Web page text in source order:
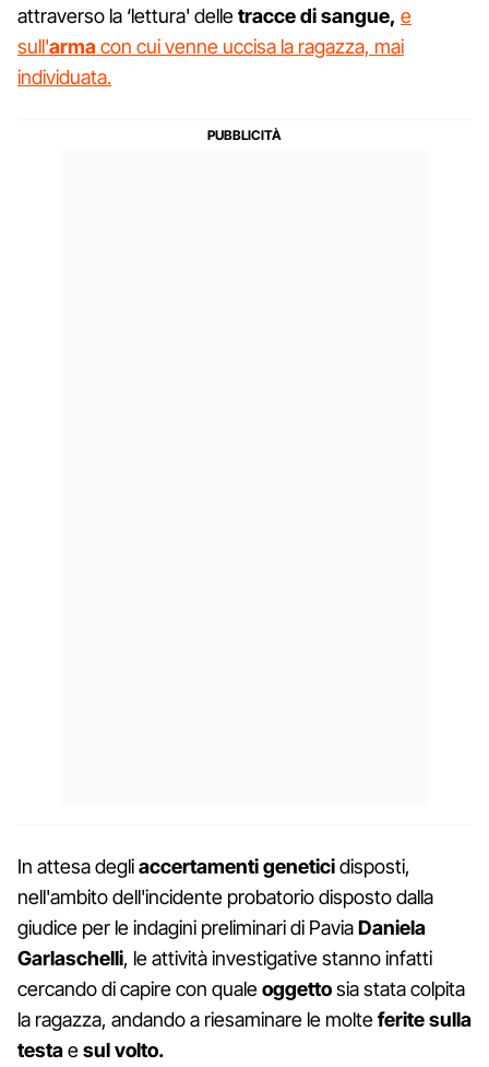
attraverso la ‘lettura' delletracce di sangue, e
sull'armacon cui venne uccisa la ragazza, mai
individuata.
In attesa degliaccertamenti geneticidisposti,
nell'ambito dell'incidente probatorio disposto dalla
giudice per le indagini preliminari di PaviaDaniela
Garlaschelli, le attività investigative stanno infatti
cercando di capire con qualeoggettosia stata colpita
la ragazza, andando a riesaminare le molteferite sulla
testaesul volto.